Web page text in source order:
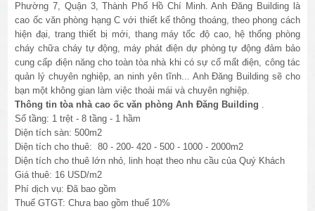
Phường 7, Quận 3, Thành Phố Hồ Chí Minh. Anh Đăng Building là
cao ốc văn phòng hạng C với thiết kế thông thoáng, theo phong cách
hiện đại, trang thiết bị mới, thang máy tốc độ cao, hệ thống phòng
cháy chữa cháy tự động, máy phát điện dự phòng tự động đảm bảo
cung cấp điện năng cho toàn tòa nhà khi có sự cố mất điện, công tác
quản lý chuyên nghiệp, an ninh yên tĩnh... Anh Đăng Building sẽ cho
bạn một không gian làm việc thoải mái và chuyên nghiệp.
Thông tin tòa nhà cao ốc văn phòng Anh Đăng Building .
Số tầng: 1 trệt - 8 tầng - 1 hầm
Diện tích sàn: 500m2
Diện tích cho thuê: 80 - 200- 420 - 500 - 1000 - 2000m2
Diện tích cho thuê lớn nhỏ, linh hoạt theo nhu cầu của Quý Khách
Giá thuê: 16 USD/m2
Phí dịch vụ: Đã bao gồm
Thuế GTGT: Chưa bao gồm thuế 10%